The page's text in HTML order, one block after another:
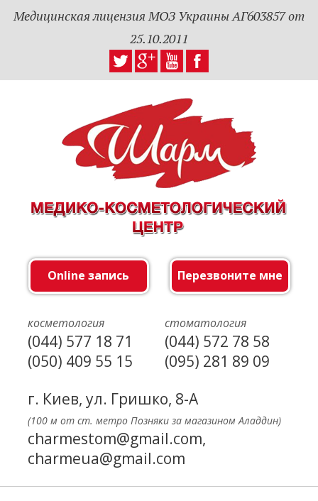
Медицинская лицензия МОЗ Украины АГ603857 от
25.10.2011
Online запись Перезвоните мне
косметология
(044) 577 18 71
(050) 409 55 15
стоматология
(044) 572 78 58
(095) 281 89 09
г. Киев, ул. Гришко, 8-А
(100 м от ст. метро Позняки за магазином Аладдин)
charmestom@gmail.com,
charmeua@gmail.com